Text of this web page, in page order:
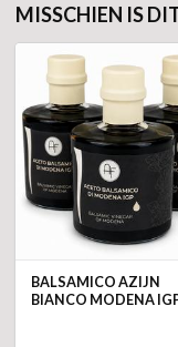
MISSCHIEN IS
BALSAMICO AZIJN
BIANCO MODENA